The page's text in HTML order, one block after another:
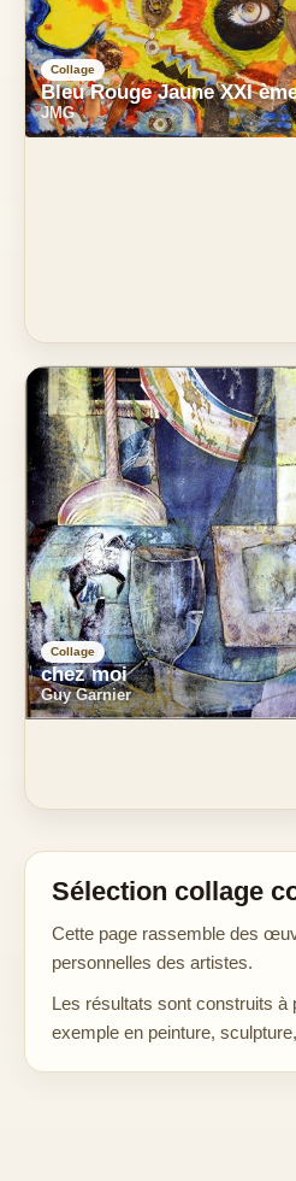
Collage
Bleu Rouge Jaune XXI
JMG
Collage
chez moi
Guy Garnier
Sélection collage
Cette page rassemble des
personnelles des artistes.
Les résultats sont construits
exemple en peinture,